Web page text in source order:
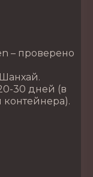
– проверено
30 дней (в
контейнера).